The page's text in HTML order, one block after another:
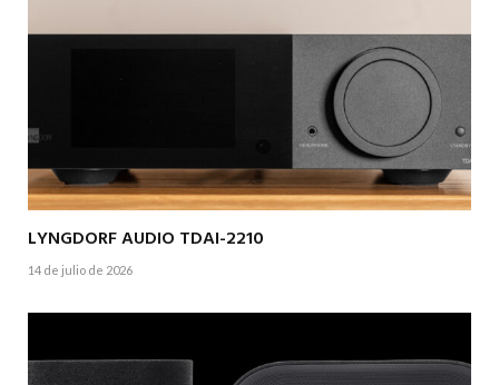
LYNGDORF AUDIO TDAI-2210
14 de julio de 2026